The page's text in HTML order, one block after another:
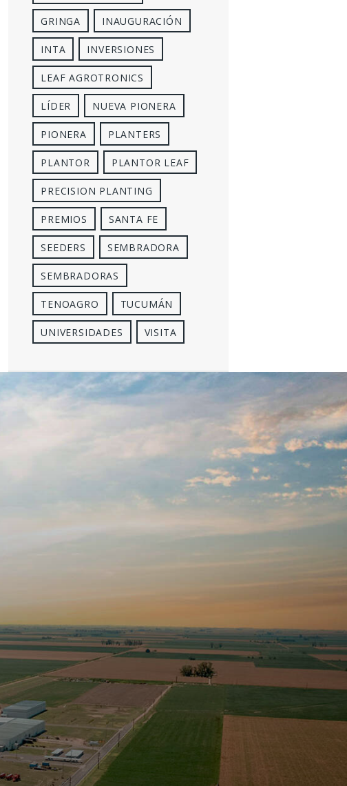
GRINGA INAUGURACIÓN
INTA INVERSIONES
LEAF AGROTRONICS
LÍDER NUEVA PIONERA
PIONERA PLANTERS
PLANTOR PLANTOR LEAF
PRECISION PLANTING
PREMIOS SANTA FE
SEEDERS SEMBRADORA
SEMBRADORAS
TENOAGRO TUCUMÁN
UNIVERSIDADES VISITA